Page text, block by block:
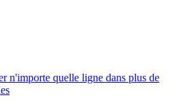
n'importe quelle ligne dans plus de